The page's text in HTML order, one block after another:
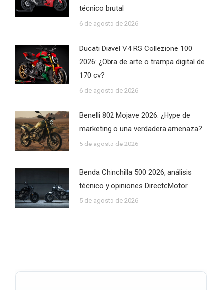
técnico brutal
6 de agosto de 2026
Ducati Diavel V4 RS Collezione 100
2026: ¿Obra de arte o trampa digital de
170 cv?
6 de agosto de 2026
Benelli 802 Mojave 2026: ¿Hype de
marketing o una verdadera amenaza?
5 de agosto de 2026
Benda Chinchilla 500 2026, análisis
técnico y opiniones DirectoMotor
5 de agosto de 2026